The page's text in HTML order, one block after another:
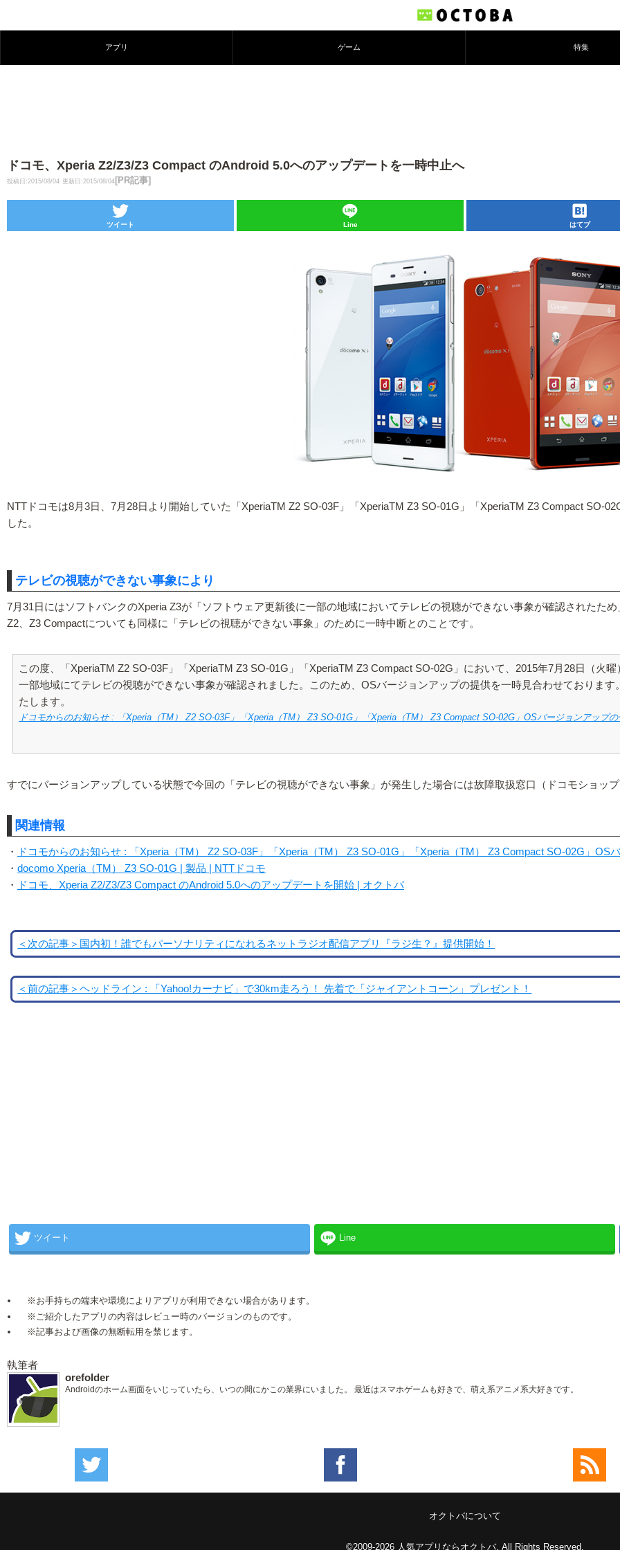
アプリ ゲーム 特集
ドコモ、Xperia Z2/Z3/Z3 Compact のAndroid 5.0へのアップデートを一時中止へ
投稿日:2015/08/04 更新日:2015/08/04 [PR記事]
ツイート Line はてブ
NTTドコモは8月3日、7月28日より開始していた「XperiaTM Z2 SO-03F」「XperiaTM Z3 SO-01G」「XperiaTM Z3 Compact SO-
した。
テレビの視聴ができない事象により
7月31日にはソフトバンクのXperia Z3が「ソフトウェア更新後に一部の地域においてテレビの視聴ができない事象が確認されたた
Z2、Z3 Compactについても同様に「テレビの視聴ができない事象」のために一時中断とのことです。
この度、「XperiaTM Z2 SO-03F」「XperiaTM Z3 SO-01G」「XperiaTM Z3 Compact SO-02G」において、2015年7月28日（火
一部地域にてテレビの視聴ができない事象が確認されました。このため、OSバージョンアップの提供を一時見合わせておりま
たします。
ドコモからのお知らせ : 「Xperia（TM） Z2 SO-03F」「Xperia（TM） Z3 SO-01G」「Xperia（TM） Z3 Compact SO-02G」OSバージョンアップ
すでにバージョンアップしている状態で今回の「テレビの視聴ができない事象」が発生した場合には故障取扱窓口（ドコモショッ
関連情報
・
ドコモからのお知らせ : 「Xperia（TM） Z2 SO-03F」「Xperia（TM） Z3 SO-01G」「Xperia（TM） Z3 Compact SO-02G」
・ docomo Xperia（TM） Z3 SO-01G | 製品 | NTTドコモ
・
ドコモ、Xperia Z2/Z3/Z3 Compact のAndroid 5.0へのアップデートを開始 | オクトバ
＜次の記事＞国内初！誰でもパーソナリティになれるネットラジオ配信アプリ『ラジ生？』提供開始！
＜前の記事＞ヘッドライン : 「Yahoo!カーナビ」で30km走ろう！ 先着で「ジャイアントコーン」プレゼント！
ツイート Line
※お手持ちの端末や環境によりアプリが利用できない場合があります。
※ご紹介したアプリの内容はレビュー時のバージョンのものです。
※記事および画像の無断転用を禁じます。
執筆者
orefolder
Androidのホーム画面をいじっていたら、いつの間にかこの業界にいました。 最近はスマホゲームも好きで、萌え系アニメ系大好きです。
オクトバについて
©2009-2026 人気アプリならオクトバ. All Rights Reserved.